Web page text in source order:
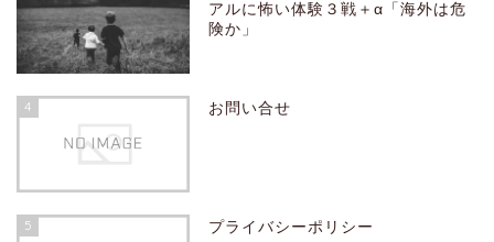
アルに怖い体験３戦＋α「海外は危
険か」
4 お問い合せ
5 プライバシーポリシー